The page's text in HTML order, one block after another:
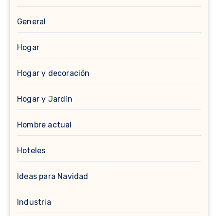
General
Hogar
Hogar y decoración
Hogar y Jardín
Hombre actual
Hoteles
Ideas para Navidad
Industria